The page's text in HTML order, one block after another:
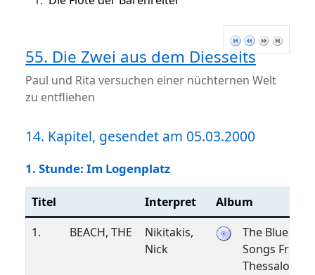
55. Die Zwei aus dem Diesseits
Paul und Rita versuchen einer nüchternen Welt
zu entfliehen
14. Kapitel, gesendet am 05.03.2000
1. Stunde: Im Logenplatz
Titel Interpret
Album
1.
BEACH, THE
Nikitakis,
Nick
The Blue
Songs From
Thessaloniki